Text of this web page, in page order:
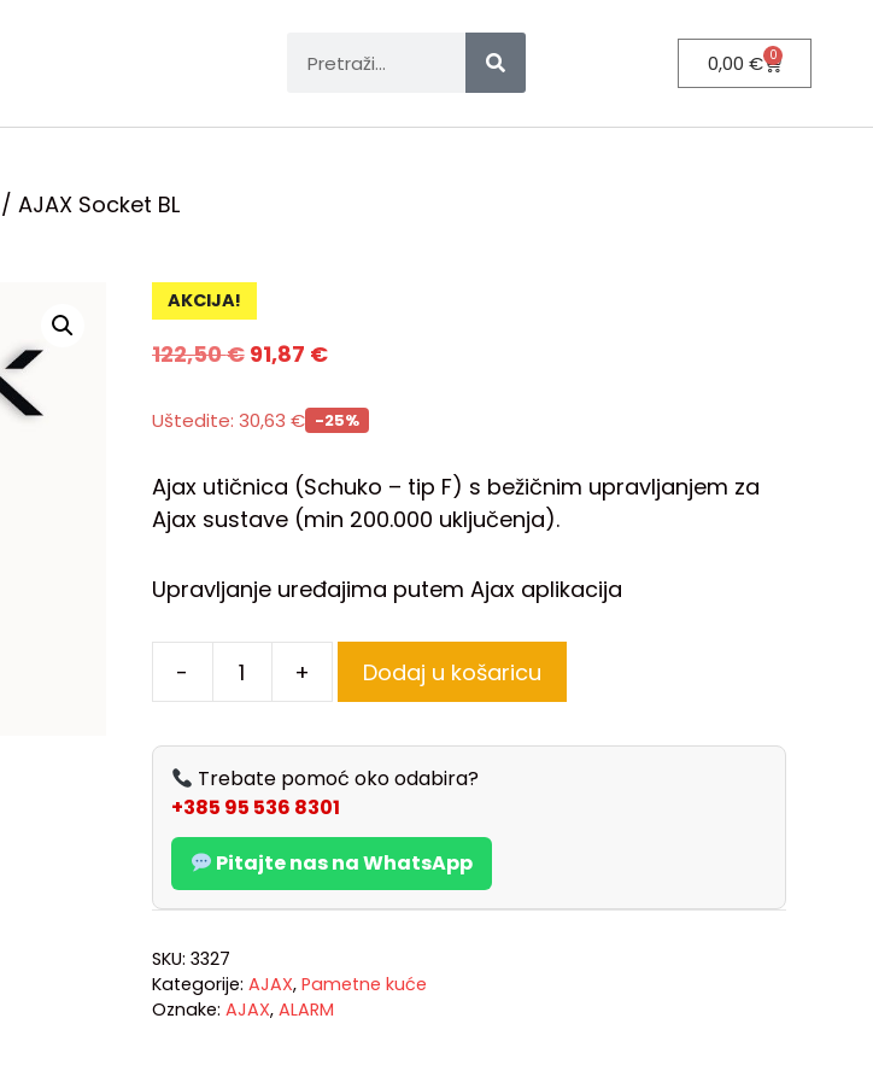
0,00€ 0
/ AJAX Socket BL
AKCIJA!
122,50€ 91,87 €
Uštedite: 30,63 € -25%
Ajax utičnica (Schuko – tip F) s bežičnim upravljanjem za
Ajax sustave (min 200.000 uključenja).
Upravljanje uređajima putem Ajax aplikacija
- + Dodaj u košaricu
Trebate pomoć oko odabira?
+385 95 536 8301
Pitajte nas na WhatsApp
SKU: 3327
Kategorije: AJAX, Pametne kuće
Oznake: AJAX, ALARM